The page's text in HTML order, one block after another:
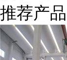
推荐产品